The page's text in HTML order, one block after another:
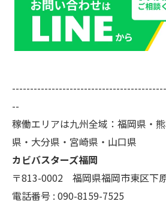
--
稼働エリアは九州全域：福岡県・
県・大分県・宮崎県・山口県
カビバスターズ福岡
〒813-0002 福岡県福岡市東区下
電話番号 : 090-8159-7525